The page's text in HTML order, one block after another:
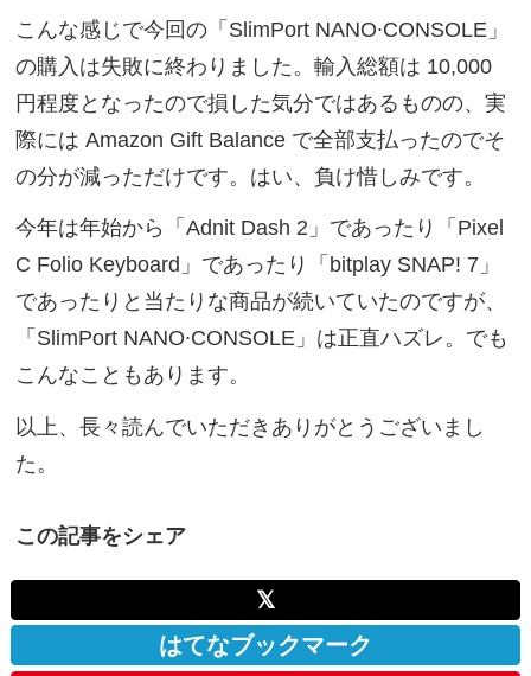
こんな感じで今回の「SlimPort NANO∙CONSOLE」
の購入は失敗に終わりました。輸入総額は 10,000
円程度となったので損した気分ではあるものの、実
際には Amazon Gift Balance で全部支払ったのでそ
の分が減っただけです。はい、負け惜しみです。
今年は年始から「Adnit Dash 2」であったり「Pixel
C Folio Keyboard」であったり「bitplay SNAP! 7」
であったりと当たりな商品が続いていたのですが、
「SlimPort NANO∙CONSOLE」は正直ハズレ。でも
こんなこともあります。
以上、長々読んでいただきありがとうございまし
た。
この記事をシェア
𝕏
はてなブックマーク